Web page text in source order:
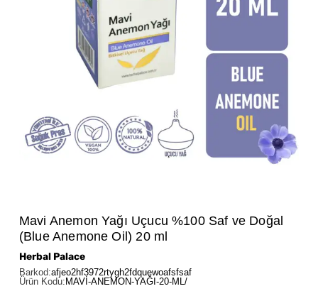
Mavi Anemon Yağı Uçucu %100 Saf ve Doğal
(Blue Anemone Oil) 20 ml
Herbal Palace
Barkod:afjeo2hf3972rtygh2fdquewoafsfsaf
Ürün Kodu: MAVİ-ANEMON-YAĞI-20-ML/